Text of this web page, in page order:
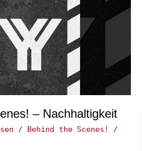
– Nachhaltigkeit
/ Behind the Scenes!
/